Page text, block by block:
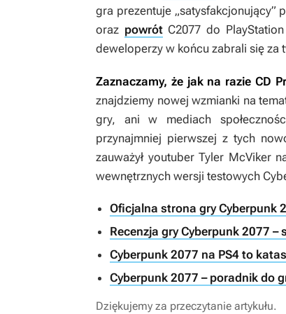
gra prezentuje „satysfakcjonujący”
oraz powrót C2077 do
deweloperzy w końcu zabrali się za
Zaznaczamy, że jak na razie CD
znajdziemy nowej wzmianki na
gry, ani w mediach
przynajmniej pierwszej z tych
zauważył youtuber Tyler McViker
wewnętrznych wersji testowych
Oficjalna strona gry Cyberpunk
Recenzja gry Cyberpunk 2077
Cyberpunk 2077 na PS4 to
Cyberpunk 2077 – poradnik do
Dziękujemy za przeczytanie artykułu.